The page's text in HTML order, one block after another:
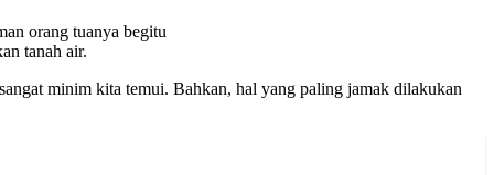
orang tuanya begitu
tanah air.
minim kita temui. Bahkan, hal yang paling jamak dilakukan